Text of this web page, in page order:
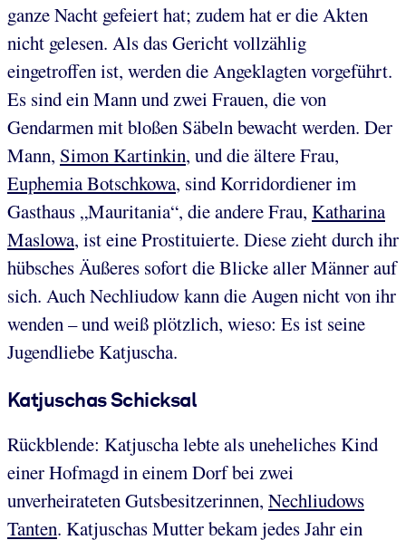
ganze Nacht gefeiert hat; zudem hat er die Akten
nicht gelesen. Als das Gericht vollzählig
eingetroffen ist, werden die Angeklagten vorgeführt.
Es sind ein Mann und zwei Frauen, die von
Gendarmen mit bloßen Säbeln bewacht werden. Der
Mann, Simon Kartinkin, und die ältere Frau,
Euphemia Botschkowa, sind Korridordiener im
Gasthaus „Mauritania“, die andere Frau, Katharina
Maslowa, ist eine Prostituierte. Diese zieht durch ihr
hübsches Äußeres sofort die Blicke aller Männer auf
sich. Auch Nechliudow kann die Augen nicht von ihr
wenden – und weiß plötzlich, wieso: Es ist seine
Jugendliebe Katjuscha.
Katjuschas Schicksal
Rückblende: Katjuscha lebte als uneheliches Kind
einer Hofmagd in einem Dorf bei zwei
unverheirateten Gutsbesitzerinnen, Nechliudows
Tanten. Katjuschas Mutter bekam jedes Jahr ein